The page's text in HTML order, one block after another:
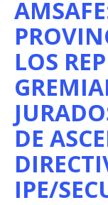
LOS
DE
IPE/